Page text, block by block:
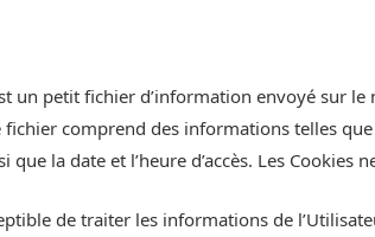
un petit fichier d’information envoyé sur
fichier comprend des informations telles
que la date et l’heure d’accès. Les
de traiter les informations de